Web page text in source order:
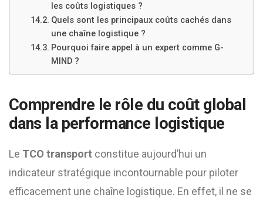
les coûts logistiques ?
Quels sont les principaux coûts cachés dans
une chaîne logistique ?
Pourquoi faire appel à un expert comme G-
MIND ?
Comprendre le rôle du coût global
dans la performance logistique
Le TCO transport constitue aujourd’hui un
indicateur stratégique incontournable pour piloter
efficacement une chaîne logistique. En effet, il ne se